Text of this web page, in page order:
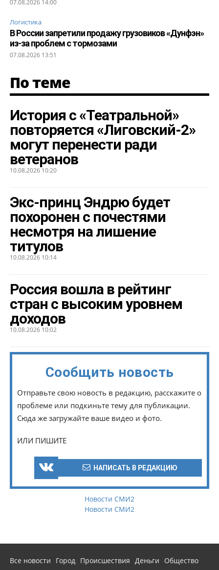
07.08.2026 14:00
Логистика
В России запретили продажу грузовиков «Дунфэн»
из-за проблем с тормозами
07.08.2026 13:51
По теме
История с «Театральной»
повторяется «Лиговский-2»
могут перенести ради
ветеранов
10.08.2026 10:20
Экс-принц Эндрю будет
похоронен с почестями
несмотря на лишение
титулов
10.08.2026 10:14
Россия вошла в рейтинг
стран с высоким уровнем
доходов
10.08.2026 10:02
Сообщить новость
Отправьте свою новость в редакцию, расскажите о
проблеме или подкиньте тему для публикации.
Сюда же загружайте ваше видео и фото.
ИЛИ ПИШИТЕ
НАПИСАТЬ В РЕДАКЦИЮ
Новости СМИ2
Новости СМИ2
Все новости Город Происшествия Деньги
Общество